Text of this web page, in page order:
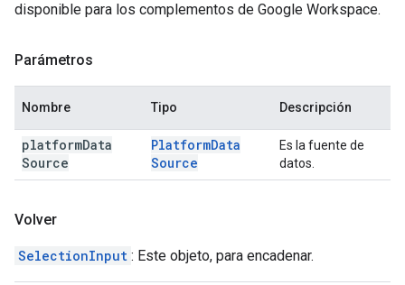
disponible para los complementos de Google Workspace.
Parámetros
Nombre Tipo Descripción
platformData
Source
PlatformData
Source
Es la fuente de
datos.
Volver
SelectionInput : Este objeto, para encadenar.